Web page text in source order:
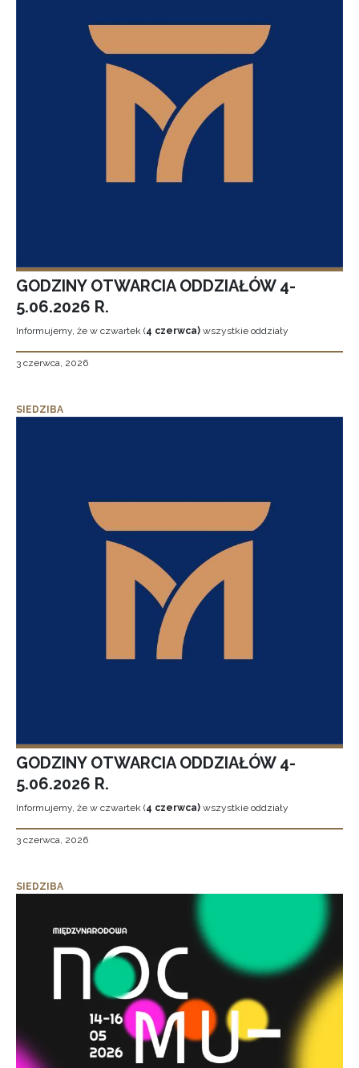
GODZINY OTWARCIA ODDZIAŁÓW 4-
5.06.2026 R.
Informujemy, że w czwartek (4 czerwca) wszystkie oddziały
3 czerwca, 2026
SIEDZIBA
GODZINY OTWARCIA ODDZIAŁÓW 4-
5.06.2026 R.
Informujemy, że w czwartek (4 czerwca) wszystkie oddziały
3 czerwca, 2026
SIEDZIBA